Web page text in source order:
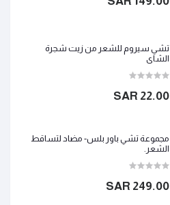
تشي سيروم للشعر من زيت شجرة
الشاي
22.00 SAR
مجموعة تشي باور بلس- مضاد لتساقط
الشعر.
249.00 SAR